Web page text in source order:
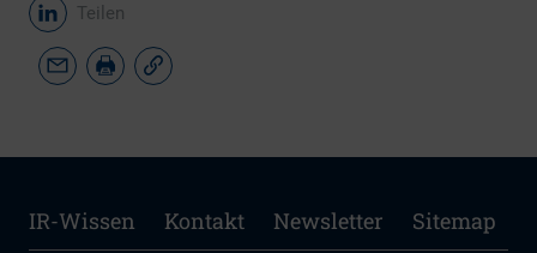
Teilen
IR-Wissen Kontakt Newsletter Sitemap